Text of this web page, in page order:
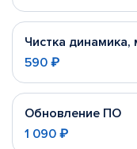
Чистка
590 ₽
Обновление ПО
1 090 ₽